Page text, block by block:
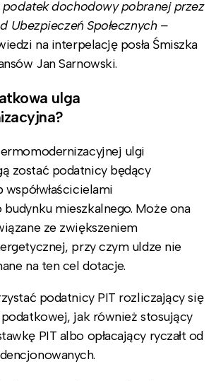
dochodowy pobranej przez
Ubezpieczeń Społecznych –
na interpelację posła Śmiszka
Jan Sarnowski.
ulga
ulgi
zostać podatnicy będący
mieszkalnego. Może ona
ze zwiększeniem
przy czym uldze nie
na ten cel dotacje.
podatnicy PIT rozliczający się
jak również stosujący
PIT albo opłacający ryczałt od